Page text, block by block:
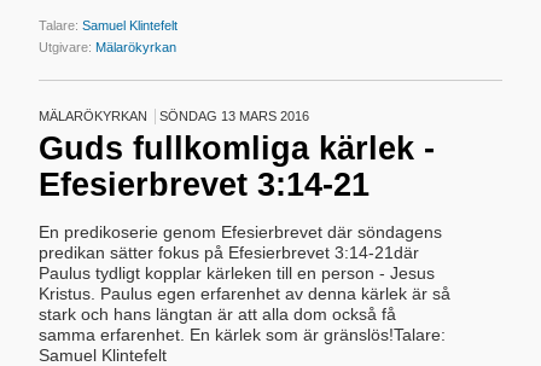
Talare:Samuel Klintefelt
Utgivare:Mälarökyrkan
MÄLARÖKYRKAN SÖNDAG 13 MARS 2016
Guds fullkomliga kärlek -
Efesierbrevet 3:14-21
En predikoserie genom Efesierbrevet där söndagens
predikan sätter fokus på Efesierbrevet 3:14-21där
Paulus tydligt kopplar kärleken till en person - Jesus
Kristus. Paulus egen erfarenhet av denna kärlek är så
stark och hans längtan är att alla dom också få
samma erfarenhet. En kärlek som är gränslös!Talare:
Samuel Klintefelt